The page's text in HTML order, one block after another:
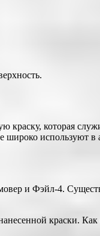
краску, которая
широко используют в
и Фэйл-4.
краски. Как